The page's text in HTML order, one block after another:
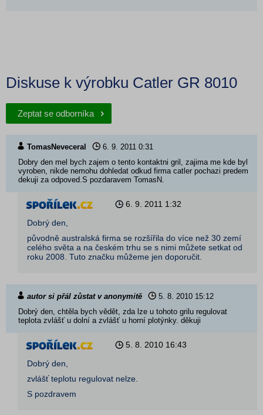
Diskuse k výrobku Catler GR 8010
Zeptat se odborníka
TomasNeveceral 6. 9. 2011 0:31
Dobry den mel bych zajem o tento kontaktni gril, zajima me kde byl
vyroben, nikde nemohu dohledat odkud firma catler pochazi predem
dekuji za odpoved.S pozdaravem TomasN.
6. 9. 2011 1:32
Dobrý den,
původně australská firma se rozšířila do více než 30 zemí
celého světa a na českém trhu se s nimi můžete setkat od
roku 2008. Tuto značku můžeme jen doporučit.
autor si přál zůstat v anonymitě 5. 8. 2010 15:12
Dobrý den, chtěla bych vědět, zda lze u tohoto grilu regulovat
teplota zvlášť u dolní a zvlášť u horní plotýnky. děkuji
5. 8. 2010 16:43
Dobrý den,
zvlášť teplotu regulovat nelze.
S pozdravem